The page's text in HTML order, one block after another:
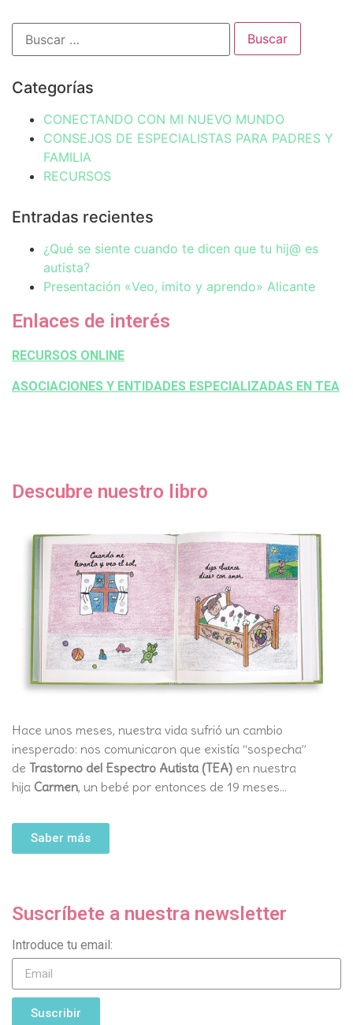
Categorías
CONECTANDO CON MI NUEVO MUNDO
CONSEJOS DE ESPECIALISTAS PARA PADRES Y
FAMILIA
RECURSOS
Entradas recientes
¿Qué se siente cuando te dicen que tu hij@ es
autista?
Presentación «Veo, imito y aprendo» Alicante
Enlaces de interés
RECURSOS ONLINE
ASOCIACIONES Y ENTIDADES ESPECIALIZADAS EN TEA
Descubre nuestro libro
Hace unos meses, nuestra vida sufrió un cambio
inesperado: nos comunicaron que existía “sospecha”
de Trastorno del Espectro Autista (TEA) en nuestra
hija Carmen, un bebé por entonces de 19 meses…
Saber más
Suscríbete a nuestra newsletter
Introduce tu email:
Suscribir